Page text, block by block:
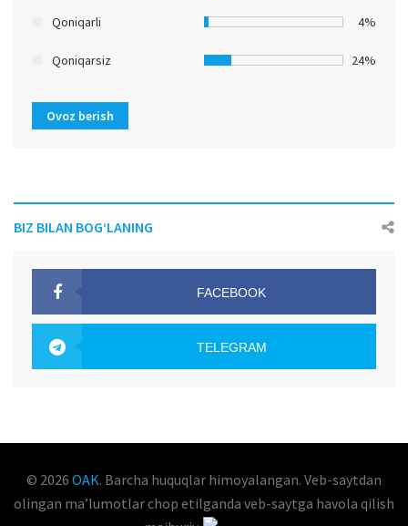
Qoniqarli 4%
Qoniqarsiz 24%
Ovoz berish
BIZ BILAN BOG‘LANING
FACEBOOK
TELEGRAM
© 2026 OAK. Barcha huquqlar himoyalangan. Veb-saytdan
olingan maʼlumotlar chop etilganda veb-saytga havola qilish